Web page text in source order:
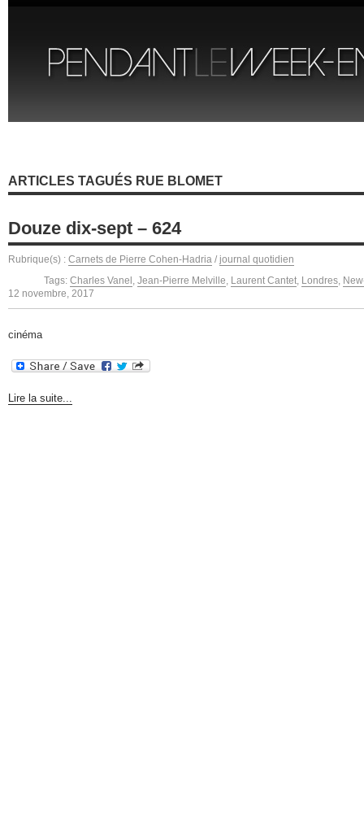
ARTICLES TAGUÉS RUE BLOMET
Douze dix-sept – 624
Rubrique(s) : Carnets de Pierre Cohen-Hadria / journal quotidien
Tags: Charles Vanel , Jean-Pierre Melville, Laurent Cantet, Londres,
12 novembre, 2017
cinéma
Lire la suite...